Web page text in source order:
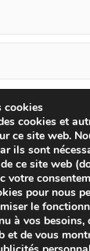
mon nom,
pour
cookies
cookies et
ce site web.
ils sont
ce site web
votre
pour nous
le
à vos
et de vous